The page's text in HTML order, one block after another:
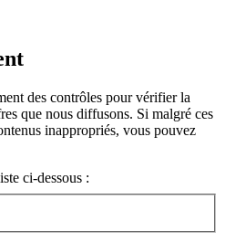
des contrôles pour vérifier la
que nous diffusons. Si malgré ces
inappropriés, vous pouvez
ci-dessous :